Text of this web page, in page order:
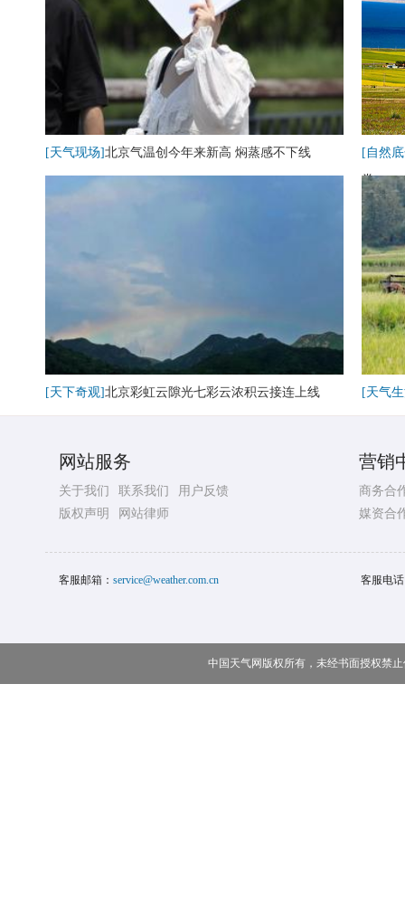
[天气现场]北京气温创今年来新高 焖蒸感不下线
[自然
卷
[天下奇观]北京彩虹云隙光七彩云浓积云接连上线 [天气
网站服务
关于我们 联系我们
用户反馈
版权声明
网站律师
营销
商务合
媒资合
客服邮箱： service@weather.com.cn 客服电
中国天气网版权所有，未经书面授权